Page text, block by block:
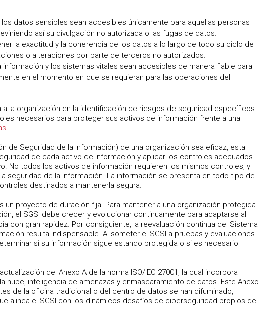
datos sensibles sean accesibles únicamente para aquellas personas
así su divulgación no autorizada o las fugas de datos.
la exactitud y la coherencia de los datos a lo largo de todo su ciclo de
o alteraciones por parte de terceros no autorizados.
información y los sistemas vitales sean accesibles de manera fiable para
en el momento en que se requieran para las operaciones del
a la organización en la identificación de riesgos de seguridad específicos
necesarios para proteger sus activos de información frente a una
.
de Seguridad de la Información) de una organización sea eficaz, esta
de cada activo de información y aplicar los controles adecuados
No todos los activos de información requieren los mismos controles, y
seguridad de la información. La información se presenta en todo tipo de
destinados a mantenerla segura.
un proyecto de duración fija. Para mantener a una organización protegida
el SGSI debe crecer y evolucionar continuamente para adaptarse al
con gran rapidez. Por consiguiente, la reevaluación continua del Sistema
resulta indispensable. Al someter el SGSI a pruebas y evaluaciones
si su información sigue estando protegida o si es necesario
del Anexo A de la norma ISO/IEC 27001, la cual incorpora
nube, inteligencia de amenazas y enmascaramiento de datos. Este Anexo
de la oficina tradicional o del centro de datos se han difuminado,
alinea el SGSI con los dinámicos desafíos de ciberseguridad propios del